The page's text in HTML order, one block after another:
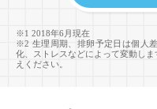
※1 2018年6月現在
※2 生理周期、排卵予定日は個人
化、ストレスなどによって変動し
えください。